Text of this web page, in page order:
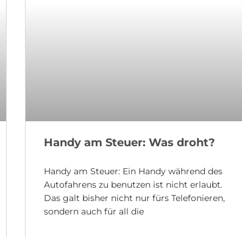
Handy am Steuer: Was droht?
Handy am Steuer: Ein Handy während des
Autofahrens zu benutzen ist nicht erlaubt.
Das galt bisher nicht nur fürs Telefonieren,
sondern auch für all die